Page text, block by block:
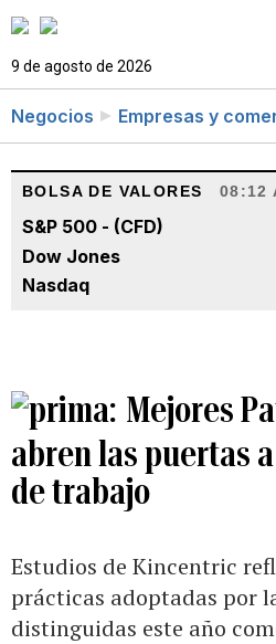
9 de agosto de 2026
Negocios Empresas y
BOLSA DE VALORES 08:12
S&P 500 - (CFD)
Dow Jones
Nasdaq
Mejores
abren las puertas
de trabajo
Estudios de Kincentric
prácticas adoptadas por
distinguidas este año